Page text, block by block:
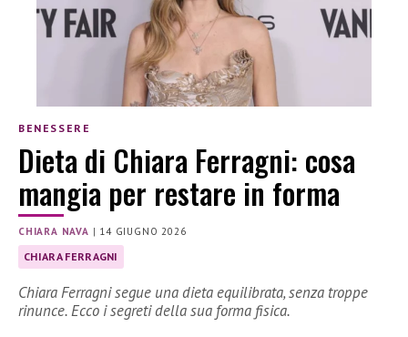
BENESSERE
Dieta di Chiara Ferragni: cosa
mangia per restare in forma
CHIARA NAVA | 14 GIUGNO 2026
CHIARA FERRAGNI
Chiara Ferragni segue una dieta equilibrata, senza troppe
rinunce. Ecco i segreti della sua forma fisica.